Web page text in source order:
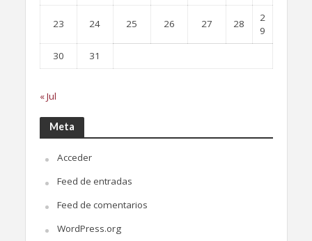
23 24 25 26 27 28
2
9
30
31
« Jul
Meta
Acceder
Feed de entradas
Feed de comentarios
WordPress.org